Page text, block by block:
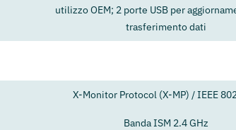
utilizzo OEM; 2 porte USB per
trasferimento dati
X-Monitor Protocol (X-MP) / IEEE
Banda ISM 2.4 GHz